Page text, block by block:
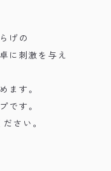
げの
に刺激を与え
ます。
です。
さい。